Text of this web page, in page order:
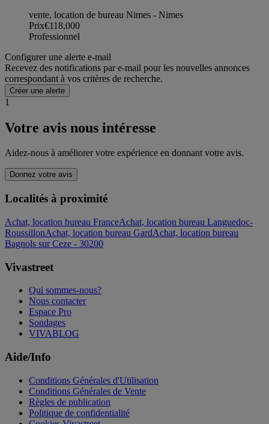
vente, location de bureau Nimes - Nimes
Prix€118,000
Professionnel
Configurer une alerte e-mail
Recevez des notifications par e-mail pour les nouvelles annonces
correspondant à vos critères de recherche.
Créer une alerte
1
Votre avis nous intéresse
Aidez-nous à améliorer votre expérience en donnant votre avis.
Donnez votre avis
Localités à proximité
Achat, location bureau FranceAchat, location bureau Languedoc-
RoussillonAchat, location bureau GardAchat, location bureau
Bagnols sur Ceze - 30200
Vivastreet
Qui sommes-nous?
Nous contacter
Espace Pro
Sondages
VIVABLOG
Aide/Info
Conditions Générales d'Utilisation
Conditions Générales de Vente
Règles de publication
Politique de confidentialité